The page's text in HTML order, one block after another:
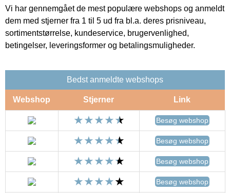
Vi har gennemgået de mest populære webshops og anmeldt
dem med stjerner fra 1 til 5 ud fra bl.a. deres prisniveau,
sortimentstørrelse, kundeservice, brugervenlighed,
betingelser, leveringsformer og betalingsmuligheder.
Bedst anmeldte webshops
Webshop Stjerner Link
Besøg webshop
Besøg webshop
Besøg webshop
Besøg webshop